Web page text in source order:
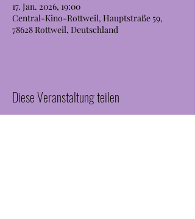
17. Jan. 2026, 19:00
Central-Kino-Rottweil, Hauptstraße 59,
78628 Rottweil, Deutschland
Diese Veranstaltung teilen